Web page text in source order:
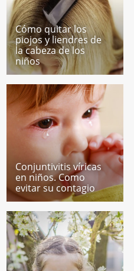
Cómo quitar los
piojos y liendres de
la cabeza de los
niños
Conjuntivitis víricas
en niños. Como
evitar su contagio